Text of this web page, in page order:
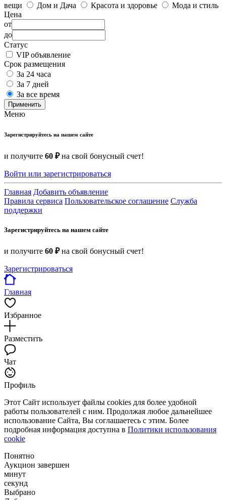
вещи
Дом и Дача Красота и здоровье
Мода и стиль
Цена
от
до
Статус
VIP объявление
Срок размещения
За 24 часа
За 7 дней
За все время
Применить
Меню
Зарегистрируйтесь на нашем сайте
и получите 60 ₽на свой бонусный счет!
Войти или зарегистрироваться
Главная Добавить объявление
Правила сервиса Пользовательское соглашение Служба
поддержки
Зарегистрируйтесь на нашем сайте
и получите 60 ₽на свой бонусный счет!
Зарегистрироваться
Главная
Избранное
Разместить
Чат
Профиль
Этот Сайт использует файлы cookies для более удобной
работы пользователей с ним. Продолжая любое дальнейшее
использование Сайта, Вы соглашаетесь с этим. Более
подробная информация доступна в Политики использования
cookie
Понятно
Аукцион завершен
минут
секунд
Выбрано